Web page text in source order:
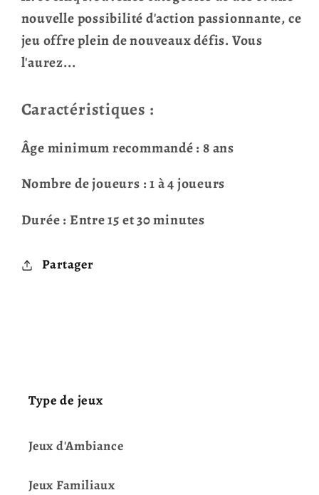
nouvelle possibilité d'action passionnante, ce
jeu offre plein de nouveaux défis. Vous
l'aurez...
Caractéristiques :
Âge minimum recommandé : 8 ans
Nombre de joueurs : 1 à 4 joueurs
Durée : Entre 15 et 30 minutes
Partager
Type de jeux
Jeux d'Ambiance
Jeux Familiaux